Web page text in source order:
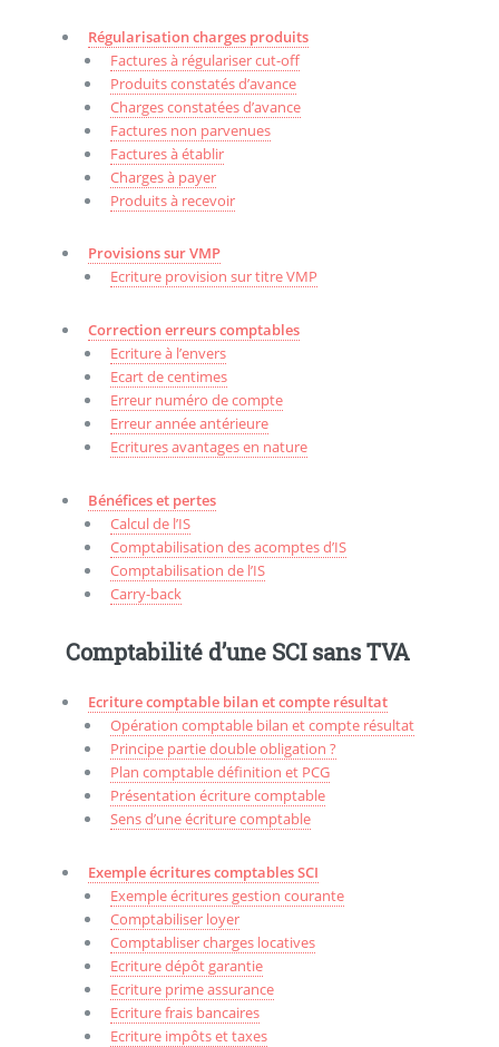
Régularisation charges produits
Factures à régulariser cut-off
Produits constatés d’avance
Charges constatées d’avance
Factures non parvenues
Factures à établir
Charges à payer
Produits à recevoir
Provisions sur VMP
Ecriture provision sur titre VMP
Correction erreurs comptables
Ecriture à l’envers
Ecart de centimes
Erreur numéro de compte
Erreur année antérieure
Ecritures avantages en nature
Bénéfices et pertes
Calcul de l’IS
Comptabilisation des acomptes d’IS
Comptabilisation de l’IS
Carry-back
Comptabilité d’une SCI sans TVA
Ecriture comptable bilan et compte résultat
Opération comptable bilan et compte résultat
Principe partie double obligation ?
Plan comptable définition et PCG
Présentation écriture comptable
Sens d’une écriture comptable
Exemple écritures comptables SCI
Exemple écritures gestion courante
Comptabiliser loyer
Comptabliser charges locatives
Ecriture dépôt garantie
Ecriture prime assurance
Ecriture frais bancaires
Ecriture impôts et taxes